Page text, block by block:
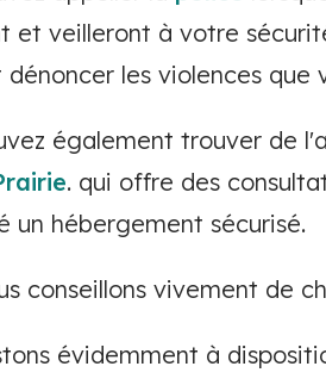
et veilleront à votre
les violences que
également trouver de
. qui offre des
un hébergement sécurisé.
conseillons vivement de
évidemment à